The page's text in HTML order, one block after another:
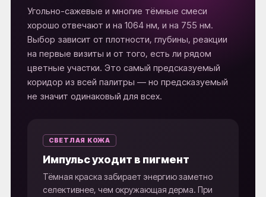
Угольно-сажевые и многие тёмные смеси
хорошо отвечают и на 1064 нм, и на 755 нм.
Выбор зависит от плотности, глубины, реакции
на первые визиты и от того, есть ли рядом
цветные участки. Это самый предсказуемый
коридор из всей палитры — но предсказуемый
не значит одинаковый для всех.
СВЕТЛАЯ КОЖА
Импульс уходит в пигмент
Тёмная краска забирает энергию заметно
селективнее, чем окружающая дерма. При